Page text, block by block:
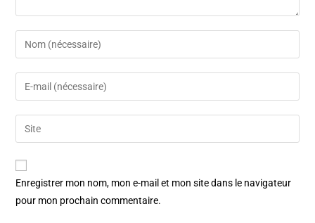
Enregistrer mon nom, mon e-mail et mon site dans le navigateur
pour mon prochain commentaire.